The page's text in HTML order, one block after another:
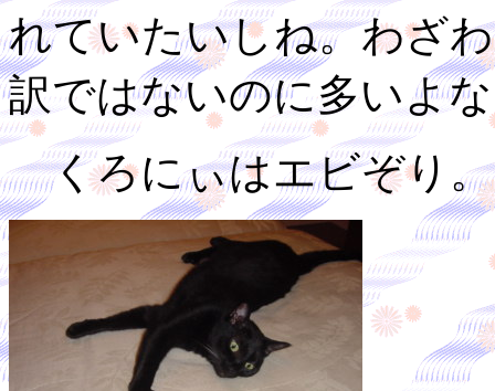
れていたいしね。わざ
訳ではないのに多いよ
くろにぃはエビぞり。